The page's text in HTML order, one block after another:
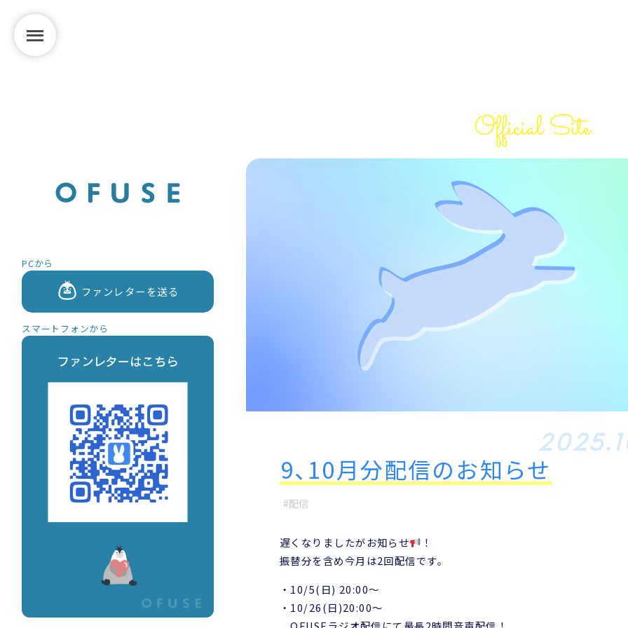
Top
トップ
Profile
プロフィール
Career
Diary Archives
お問い合わせ
PCから
ファンレターを送る
スマートフォンから
9､10月分配信のお知らせ
配信
遅くなりましたがお知らせ
！
振替分を含め今月は2回配信です。
・10/5(日) 20:00〜
・10/26(日)20:00〜